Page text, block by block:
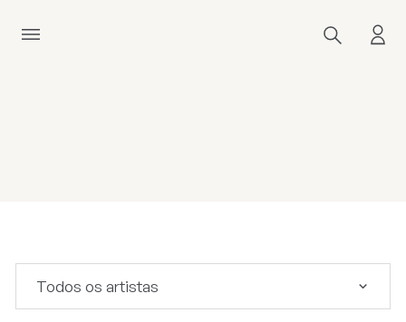
Todos os artistas